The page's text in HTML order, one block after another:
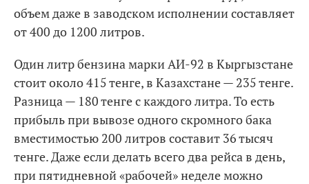
объем даже в заводском исполнении составляет
от 400 до 1200 литров.
Один литр бензина марки АИ-92 в Кыргызстане
стоит около 415 тенге, в Казахстане — 235 тенге.
Разница — 180 тенге с каждого литра. То есть
прибыль при вывозе одного скромного бака
вместимостью 200 литров составит 36 тысяч
тенге. Даже если делать всего два рейса в день,
при пятидневной «рабочей» неделе можно